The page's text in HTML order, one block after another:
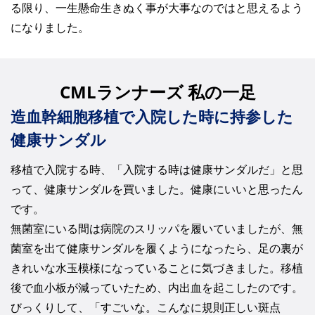
る限り、一生懸命生きぬく事が大事なのではと思えるよう
になりました。
CMLランナーズ 私の一足
造血幹細胞移植で入院した時に持参した
健康サンダル
移植で入院する時、「入院する時は健康サンダルだ」と思
って、健康サンダルを買いました。健康にいいと思ったん
です。
無菌室にいる間は病院のスリッパを履いていましたが、無
菌室を出て健康サンダルを履くようになったら、足の裏が
きれいな水玉模様になっていることに気づきました。移植
後で血小板が減っていたため、内出血を起こしたのです。
びっくりして、「すごいな。こんなに規則正しい斑点